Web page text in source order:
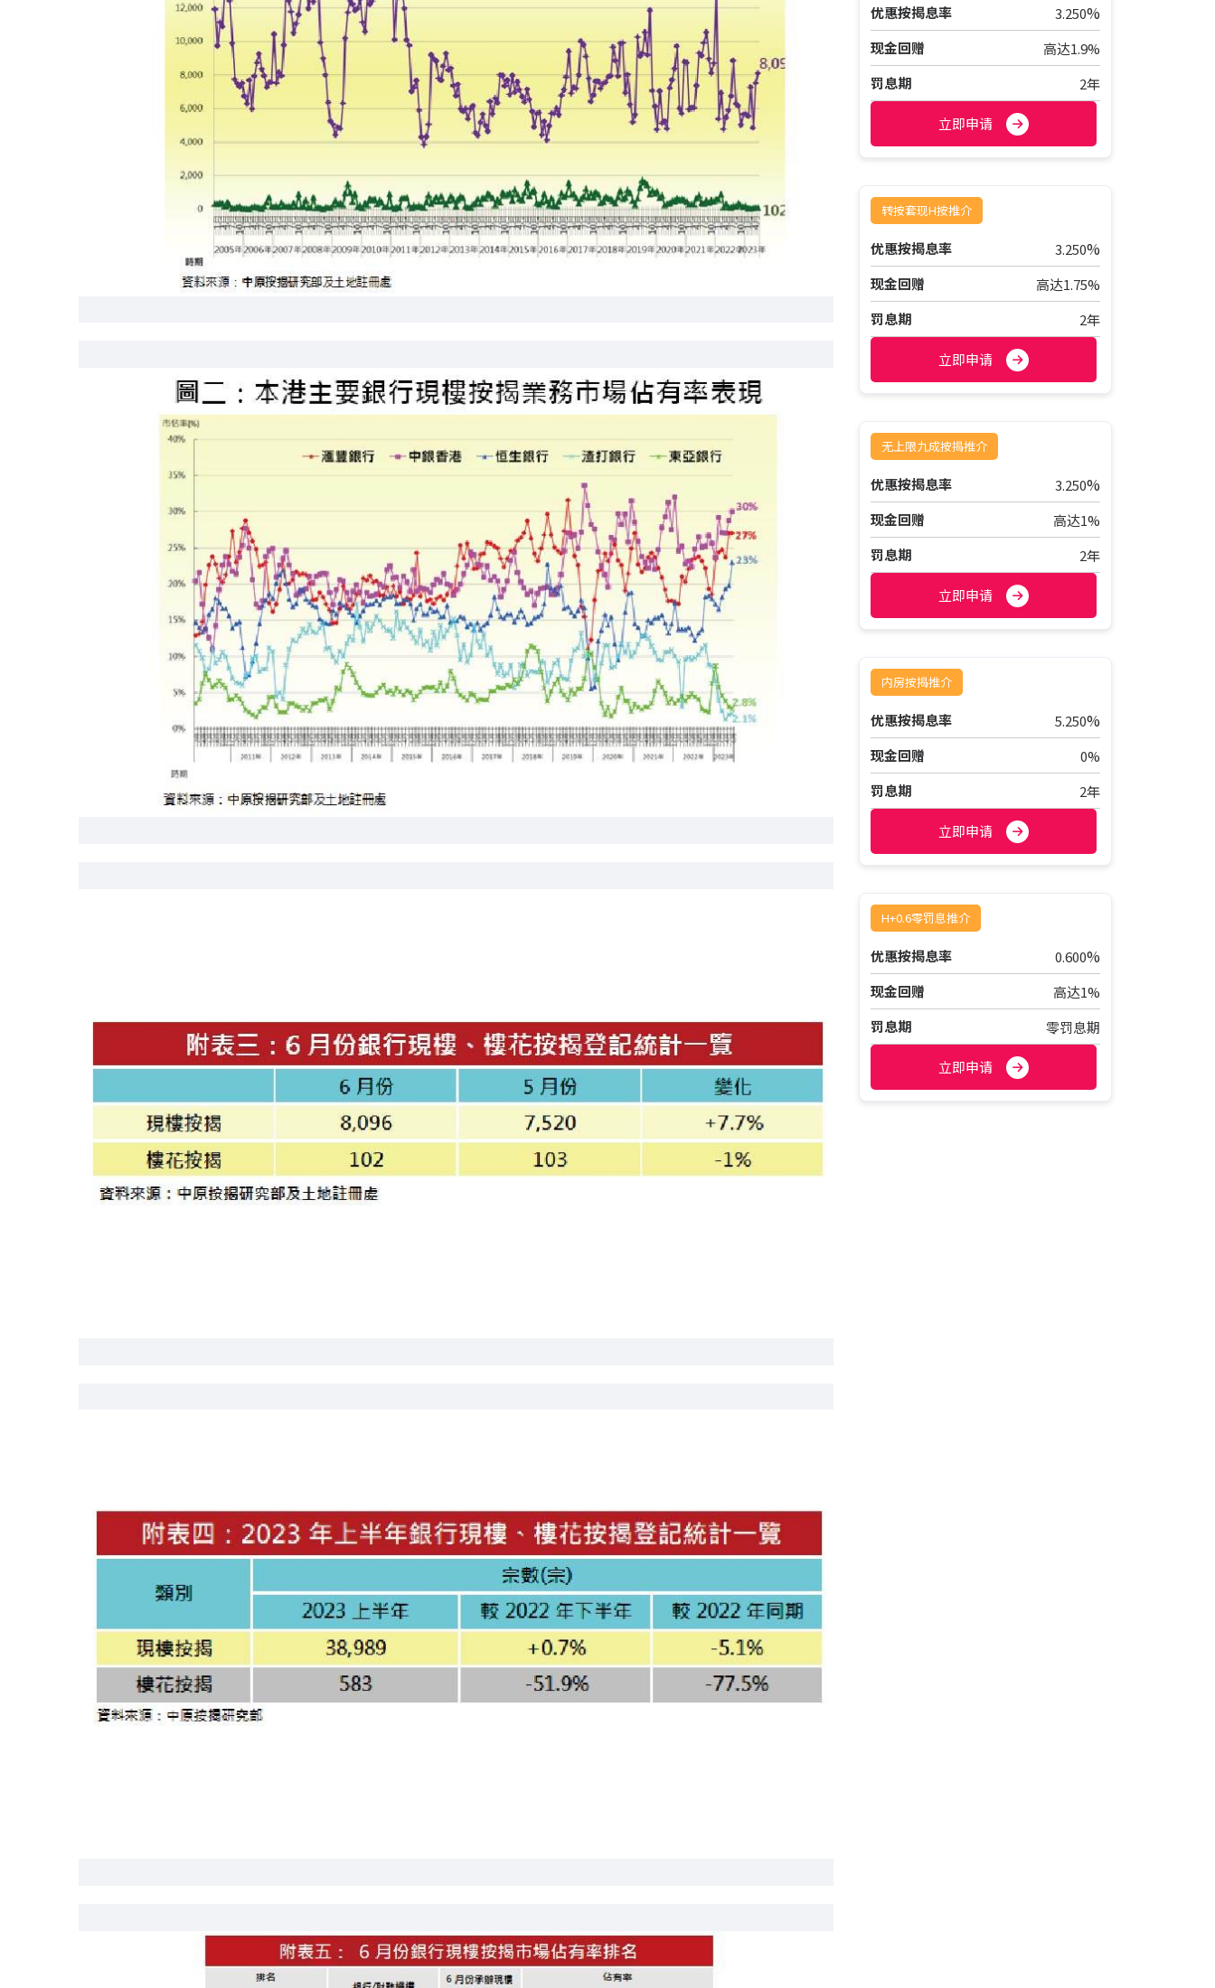
优惠按揭息率 3.250%
现金回赠
高达1.9%
罚息期
2年
立即申请
转按套现H按推介
优惠按揭息率 3.250%
现金回赠
高达1.75%
罚息期
2年
立即申请
无上限九成按揭推介
优惠按揭息率 3.250%
现金回赠
高达1%
罚息期
2年
立即申请
内房按揭推介
优惠按揭息率 5.250%
现金回赠
0%
罚息期
2年
立即申请
H+0.6零罚息推介
优惠按揭息率 0.600%
现金回赠
高达1%
罚息期
零罚息期
立即申请